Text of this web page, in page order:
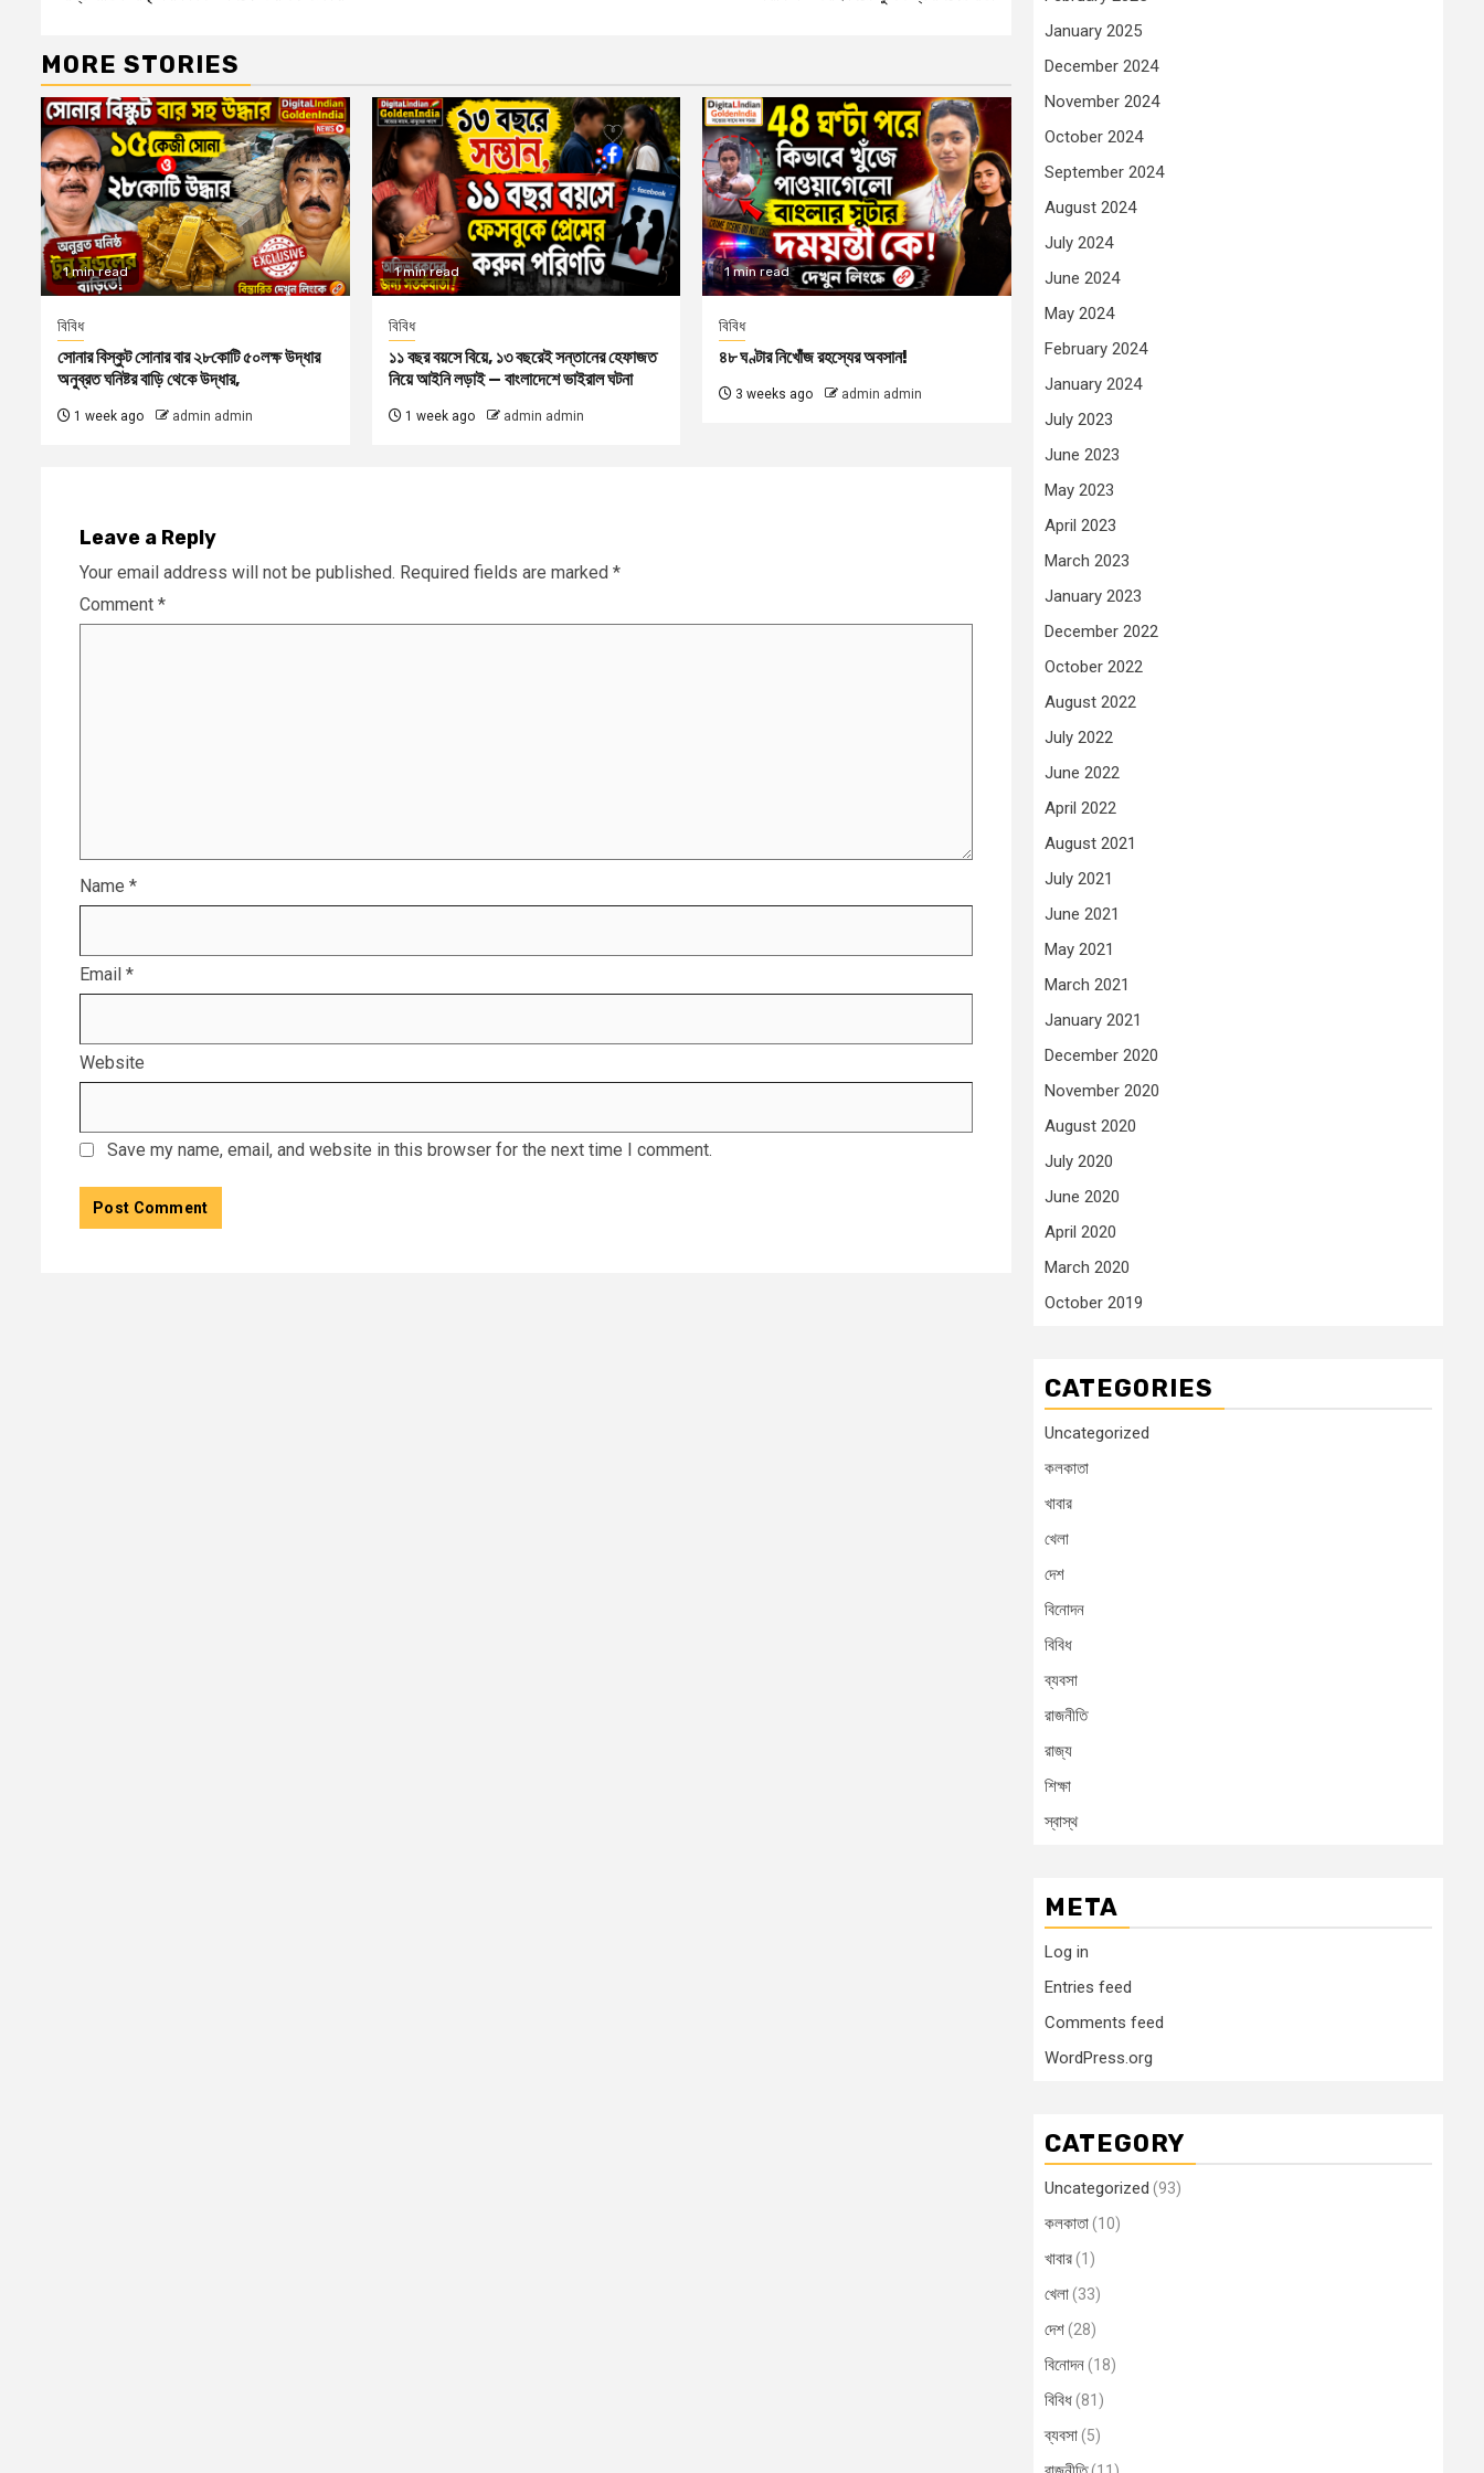
Reading
MORE STORIES
1 min read
বিবিধ
সোনার বিস্কুট সোনার বার ২৮কোটি ৫০লক্ষ উদ্ধার
অনুব্রত ঘনিষ্টর বাড়ি থেকে উদ্ধার,
1 week ago admin admin
1 min read
বিবিধ
১১ বছর বয়সে বিয়ে, ১৩ বছরেই সন্তানের হেফাজত
নিয়ে আইনি লড়াই — বাংলাদেশে ভাইরাল ঘটনা
1 week ago admin admin
1 min read
বিবিধ
৪৮ ঘণ্টার নিখোঁজ রহস্যের অবসান!
3 weeks ago admin admin
Leave a Reply
Your email address will not be published. Required fields are marked *
Comment *
Name *
Email *
Website
Save my name, email, and website in this browser for the next time I comment.
January 2025
December 2024
November 2024
October 2024
September 2024
August 2024
July 2024
June 2024
May 2024
February 2024
January 2024
July 2023
June 2023
May 2023
April 2023
March 2023
January 2023
December 2022
October 2022
August 2022
July 2022
June 2022
April 2022
August 2021
July 2021
June 2021
May 2021
March 2021
January 2021
December 2020
November 2020
August 2020
July 2020
June 2020
April 2020
March 2020
October 2019
CATEGORIES
Uncategorized
কলকাতা
খাবার
খেলা
দেশ
বিনোদন
বিবিধ
ব্যবসা
রাজনীতি
রাজ্য
শিক্ষা
স্বাস্থ
META
Log in
Entries feed
Comments feed
WordPress.org
CATEGORY
Uncategorized (93)
কলকাতা(10)
খাবার(1)
খেলা(33)
দেশ(28)
বিনোদন(18)
বিবিধ(81)
ব্যবসা(5)